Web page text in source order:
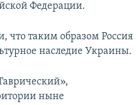
Федерации.
таким образом Россия
наследие Украины.
ныне